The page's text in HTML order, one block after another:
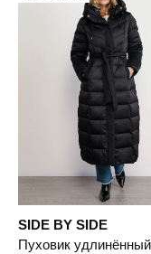
SIDE BY SIDE